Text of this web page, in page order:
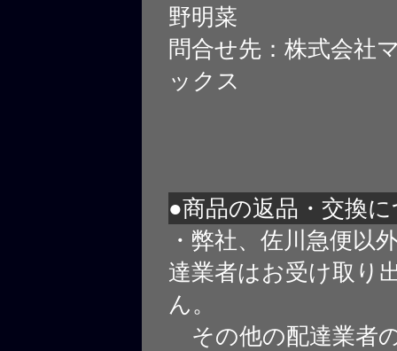
野明菜
問合せ先：株式会社
ックス
●商品の返品・交換
・弊社、佐川急便以
達業者はお受け取り
ん。
その他の配達業者